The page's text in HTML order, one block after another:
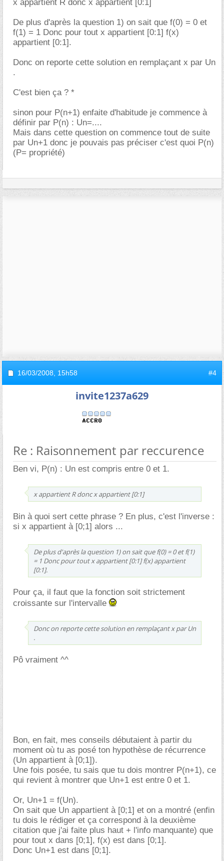
x appartient R donc x appartient [0:1]
De plus d'après la question 1) on sait que f(0) = 0 et
f(1) = 1 Donc pour tout x appartient [0:1] f(x)
appartient [0:1].
Donc on reporte cette solution en remplaçant x par Un
.
C'est bien ça ? *
sinon pour P(n+1) enfaite d'habitude je commence à
définir par P(n) : Un=....
Mais dans cette question on commence tout de suite
par Un+1 donc je pouvais pas préciser c'est quoi P(n)
(P= propriété)
16/03/2008, 15h58 #4
invite1237a629
Re : Raisonnement par reccurence
Ben vi, P(n) : Un est compris entre 0 et 1.
x appartient R donc x appartient [0:1]
Bin à quoi sert cette phrase ? En plus, c'est l'inverse :
si x appartient à [0;1] alors ...
De plus d'après la question 1) on sait que f(0) = 0 et f(1)
= 1 Donc pour tout x appartient [0:1] f(x) appartient
[0:1].
Pour ça, il faut que la fonction soit strictement
croissante sur l'intervalle
Donc on reporte cette solution en remplaçant x par Un
.
Pô vraiment ^^
Bon, en fait, mes conseils débutaient à partir du
moment où tu as posé ton hypothèse de récurrence
(Un appartient à [0;1]).
Une fois posée, tu sais que tu dois montrer P(n+1), ce
qui revient à montrer que Un+1 est entre 0 et 1.
Or, Un+1 = f(Un).
On sait que Un appartient à [0;1] et on a montré (enfin
tu dois le rédiger et ça correspond à la deuxième
citation que j'ai faite plus haut + l'info manquante) que
pour tout x dans [0;1], f(x) est dans [0;1].
Donc Un+1 est dans [0;1].